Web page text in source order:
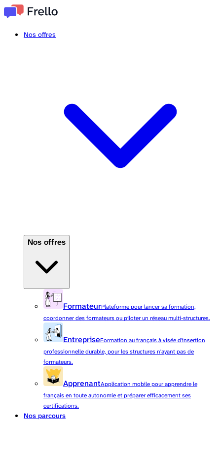
Nos offres
Nos offres
FormateurPlateforme pour lancer sa formation,
coordonner des formateurs ou piloter un réseau multi-structures.
EntrepriseFormation au français à visée d'insertion
professionnelle durable, pour les structures n'ayant pas de
formateurs.
ApprenantApplication mobile pour apprendre le
français en toute autonomie et préparer efficacement ses
certifications.
Nos parcours